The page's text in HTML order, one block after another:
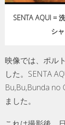
SENTA AQUI =
シ
映像では、ポル
した。SENTA
Bu,Bu,Bunda no
ました。